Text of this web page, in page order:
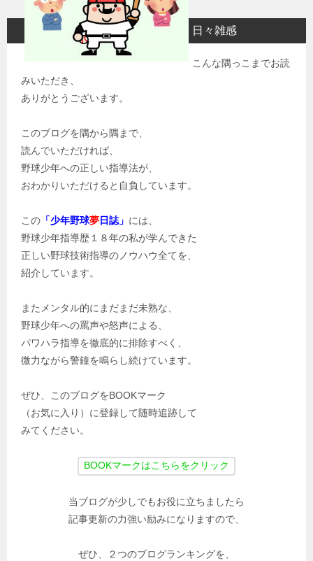
日々雑感
こんな隅っこまでお読
みいただき、
ありがとうございます。
このブログを隅から隅まで、
読んでいただければ、
野球少年への正しい指導法が、
おわかりいただけると自負しています。
この 「少年野球夢日誌」 には、
野球少年指導歴１８年の私が学んできた
正しい野球技術指導のノウハウ全てを、
紹介しています。
またメンタル的にまだまだ未熟な、
野球少年への罵声や怒声による、
パワハラ指導を徹底的に排除すべく、
微力ながら警鐘を鳴らし続けています。
ぜひ、このブログをBOOKマーク
（お気に入り）に登録して随時追跡して
みてください。
当ブログが少しでもお役に立ちましたら
記事更新の力強い励みになりますので、
ぜひ、２つのブログランキングを、